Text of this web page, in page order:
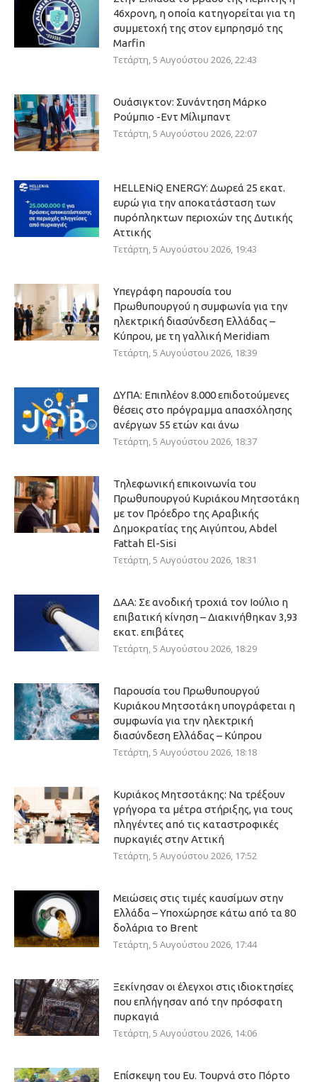
46χρονη, η οποία κατηγορείται για τη
συμμετοχή της στον εμπρησμό της
Marfin
Τετάρτη, 5 Αυγούστου 2026, 22:43
Ουάσιγκτον: Συνάντηση Μάρκο
Ρούμπιο -Εντ Μίλιμπαντ
Τετάρτη, 5 Αυγούστου 2026, 22:07
HELLENiQ ENERGY: Δωρεά 25 εκατ.
ευρώ για την αποκατάσταση των
πυρόπληκτων περιοχών της Δυτικής
Αττικής
Τετάρτη, 5 Αυγούστου 2026, 19:43
Υπεγράφη παρουσία του
Πρωθυπουργού η συμφωνία για την
ηλεκτρική διασύνδεση Ελλάδας –
Κύπρου, με τη γαλλική Meridiam
Τετάρτη, 5 Αυγούστου 2026, 18:39
ΔΥΠΑ: Επιπλέον 8.000 επιδοτούμενες
θέσεις στο πρόγραμμα απασχόλησης
ανέργων 55 ετών και άνω
Τετάρτη, 5 Αυγούστου 2026, 18:37
Τηλεφωνική επικοινωνία του
Πρωθυπουργού Κυριάκου Μητσοτάκη
με τον Πρόεδρο της Αραβικής
Δημοκρατίας της Αιγύπτου, Abdel
Fattah El-Sisi
Τετάρτη, 5 Αυγούστου 2026, 18:31
ΔΑΑ: Σε ανοδική τροχιά τον Ιούλιο η
επιβατική κίνηση – Διακινήθηκαν 3,93
εκατ. επιβάτες
Τετάρτη, 5 Αυγούστου 2026, 18:29
Παρουσία του Πρωθυπουργού
Κυριάκου Μητσοτάκη υπογράφεται η
συμφωνία για την ηλεκτρική
διασύνδεση Ελλάδας – Κύπρου
Τετάρτη, 5 Αυγούστου 2026, 18:18
Κυριάκος Μητσοτάκης: Να τρέξουν
γρήγορα τα μέτρα στήριξης, για τους
πληγέντες από τις καταστροφικές
πυρκαγιές στην Αττική
Τετάρτη, 5 Αυγούστου 2026, 17:52
Μειώσεις στις τιμές καυσίμων στην
Ελλάδα – Υποχώρησε κάτω από τα 80
δολάρια το Brent
Τετάρτη, 5 Αυγούστου 2026, 17:44
Ξεκίνησαν οι έλεγχοι στις ιδιοκτησίες
που επλήγησαν από την πρόσφατη
πυρκαγιά
Τετάρτη, 5 Αυγούστου 2026, 14:06
Επίσκεψη του Ευ. Τουρνά στο Πόρτο